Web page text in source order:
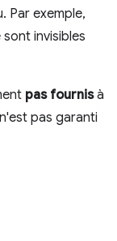
Par exemple,
invisibles
pas fournisà
pas garanti